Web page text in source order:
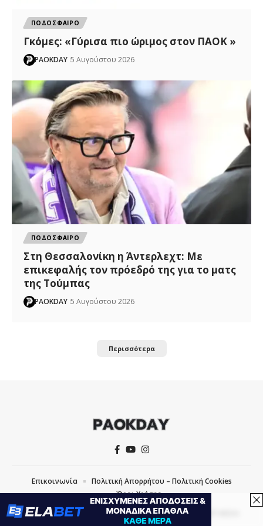
ΠΟΔΟΣΦΑΙΡΟ
Γκόμες: «Γύρισα πιο ώριμος στον ΠΑΟΚ »
PAOKDAY 5 Αυγούστου 2026
ΠΟΔΟΣΦΑΙΡΟ
Στη Θεσσαλονίκη η Άντερλεχτ: Με
επικεφαλής τον πρόεδρό της για το ματς
της Τούμπας
PAOKDAY 5 Αυγούστου 2026
Περισσότερα
COPYRIGHT © 2026 PAOKDAY | CREATED WITH
Επικοινωνία
Πολιτική Απορρήτου – Πολιτική Cookies
Όροι Χρήσης